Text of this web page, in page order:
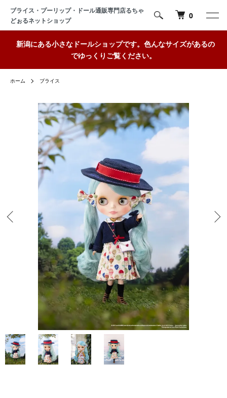
ブライス・プーリップ・ドール通販専門店るちゃ
どぉるネットショップ
0
新潟にある小さなドールショップです。色んなサイズがあるの
でゆっくりご覧ください。
ホーム ブライス